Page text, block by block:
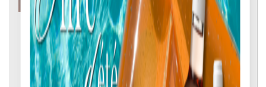
Nos Vignobles